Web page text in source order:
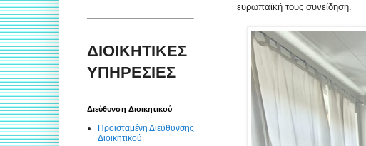
ευρωπαϊκή τους συνείδηση.
ΔΙΟΙΚΗΤΙΚΕΣ
ΥΠΗΡΕΣΙΕΣ
Διεύθυνση Διοικητικού
Προϊσταμένη Διεύθυνσης
Διοικητικού